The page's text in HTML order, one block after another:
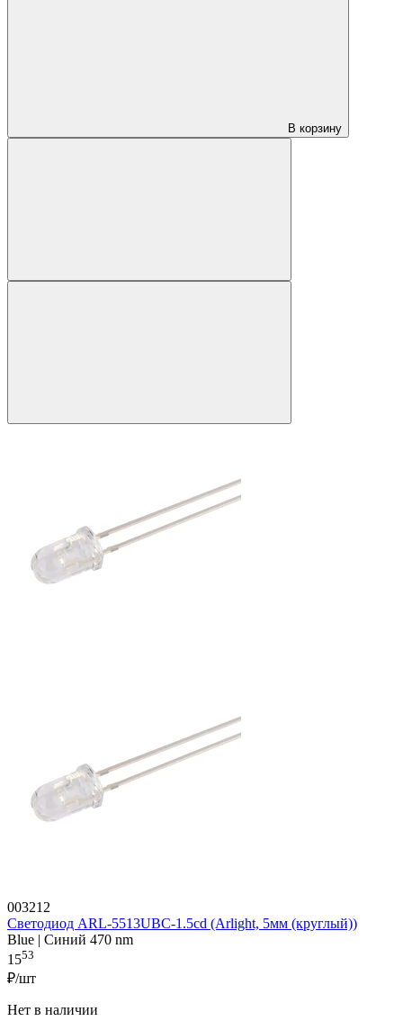
В корзину
003212
Светодиод ARL-5513UBC-1.5cd (Arlight, 5мм (круглый))
Blue | Синий 470 nm
1553
₽/шт
Нет в наличии